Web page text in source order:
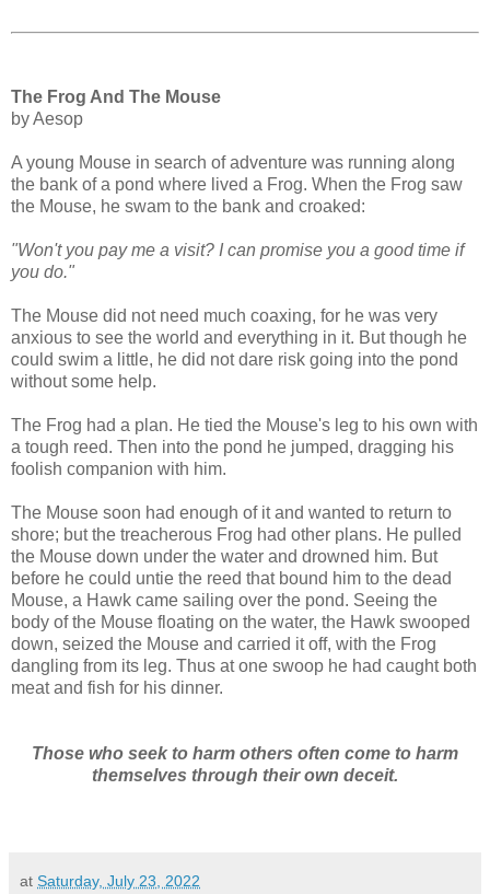
The Frog And The Mouse
by Aesop
A young Mouse in search of adventure was running along
the bank of a pond where lived a Frog. When the Frog saw
the Mouse, he swam to the bank and croaked:
"Won't you pay me a visit? I can promise you a good time if
you do."
The Mouse did not need much coaxing, for he was very
anxious to see the world and everything in it. But though he
could swim a little, he did not dare risk going into the pond
without some help.
The Frog had a plan. He tied the Mouse's leg to his own with
a tough reed. Then into the pond he jumped, dragging his
foolish companion with him.
The Mouse soon had enough of it and wanted to return to
shore; but the treacherous Frog had other plans. He pulled
the Mouse down under the water and drowned him. But
before he could untie the reed that bound him to the dead
Mouse, a Hawk came sailing over the pond. Seeing the
body of the Mouse floating on the water, the Hawk swooped
down, seized the Mouse and carried it off, with the Frog
dangling from its leg. Thus at one swoop he had caught both
meat and fish for his dinner.
Those who seek to harm others often come to harm
themselves through their own deceit.
at Saturday, July 23, 2022